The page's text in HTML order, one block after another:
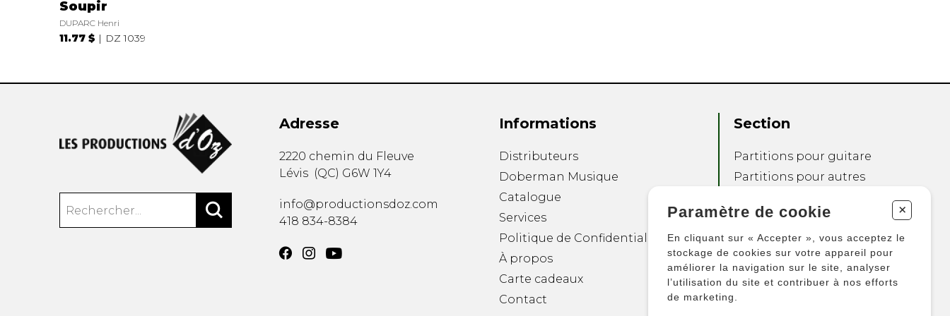
Soupir
DUPARC Henri
11.77 $ DZ 1039
Adresse
2220 chemin du Fleuve
Lévis (QC) G6W 1Y4
info@productionsdoz.com
418 834-8384
Informations
Distributeurs
Doberman Musique
Catalogue
Services
Politique de Confidentialité
À propos
Carte cadeaux
Contact
Section
Partitions pour guitare
Partitions pour autres
Partitions pour
Autres produits
Paramètre de cookie +
En cliquant sur « Accepter », vous acceptez le
stockage de cookies sur votre appareil pour
améliorer la navigation sur le site, analyser
l’utilisation du site et contribuer à nos efforts
de marketing.